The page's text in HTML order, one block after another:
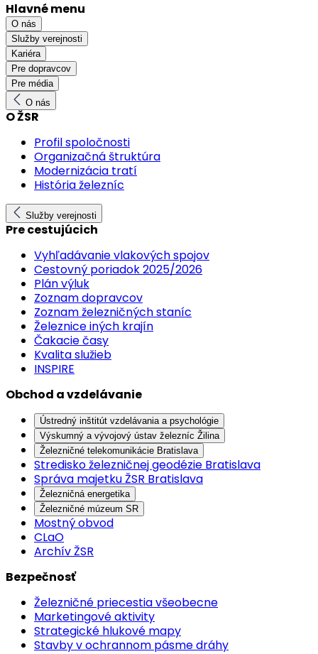
Hlavné menu
O nás
Služby verejnosti
Kariéra
Pre dopravcov
Pre média
O nás
O ŽSR
Profil spoločnosti
Organizačná štruktúra
Modernizácia tratí
História železníc
Služby verejnosti
Pre cestujúcich
Vyhľadávanie vlakových spojov
Cestovný poriadok 2025/2026
Plán výluk
Zoznam dopravcov
Zoznam železničných staníc
Železnice iných krajín
Čakacie časy
Kvalita služieb
INSPIRE
Obchod a vzdelávanie
Ústredný inštitút vzdelávania a psychológie
Výskumný a vývojový ústav železníc Žilina
Železničné telekomunikácie Bratislava
Stredisko železničnej geodézie Bratislava
Správa majetku ŽSR Bratislava
Železničná energetika
Železničné múzeum SR
Mostný obvod
CLaO
Archív ŽSR
Bezpečnosť
Železničné priecestia všeobecne
Marketingové aktivity
Strategické hlukové mapy
Stavby v ochrannom pásme dráhy